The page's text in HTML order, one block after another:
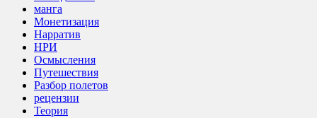
манга
Монетизация
Нарратив
НРИ
Осмысления
Путешествия
Разбор полетов
рецензии
Теория